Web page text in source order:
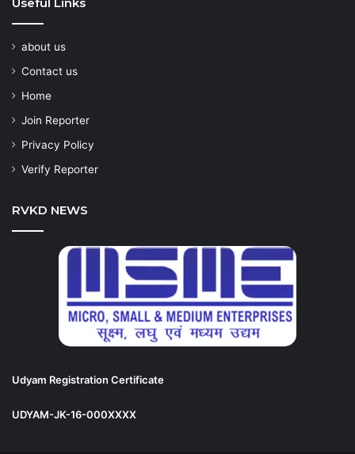
Useful Links
about us
Contact us
Home
Join Reporter
Privacy Policy
Verify Reporter
RVKD NEWS
Udyam Registration Certificate
UDYAM-JK-16-000XXXX